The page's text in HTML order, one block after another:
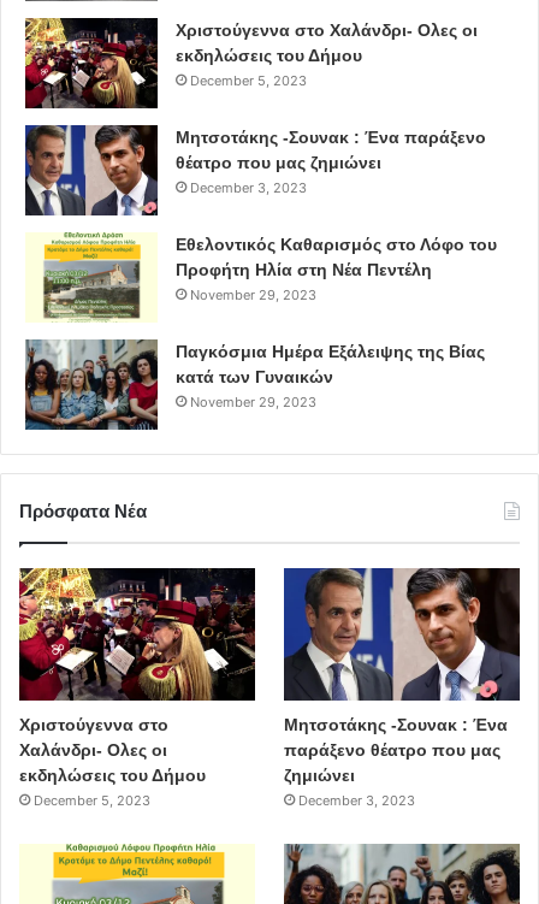
Χριστούγεννα στο Χαλάνδρι- Ολες οι
εκδηλώσεις του Δήμου
December 5, 2023
Μητσοτάκης -Σουνακ : Ένα παράξενο
θέατρο που μας ζημιώνει
December 3, 2023
Εθελοντικός Καθαρισμός στο Λόφο του
Προφήτη Ηλία στη Νέα Πεντέλη
November 29, 2023
Παγκόσμια Ημέρα Εξάλειψης της Βίας
κατά των Γυναικών
November 29, 2023
Πρόσφατα Νέα
Χριστούγεννα στο
Χαλάνδρι- Ολες οι
εκδηλώσεις του Δήμου
December 5, 2023
Μητσοτάκης -Σουνακ : Ένα
παράξενο θέατρο που μας
ζημιώνει
December 3, 2023